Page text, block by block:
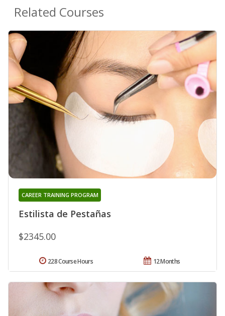
Related Courses
Estilista de Pestañas
CAREER TRAINING PROGRAM
$2345.00
12 Months
228 Course Hours